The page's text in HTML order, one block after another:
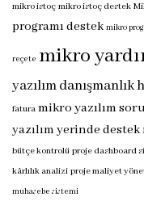
mikro istoç mikro istoç destek
programı destek mikro
reçete mikro
yazılım danışmanlık
fatura mikro yazılım
yazılım yerinde destek
bütçe kontrolü proje dashboard
kârlılık analizi proje maliyet
muhasebe sistemi